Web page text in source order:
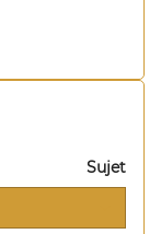
Sujet